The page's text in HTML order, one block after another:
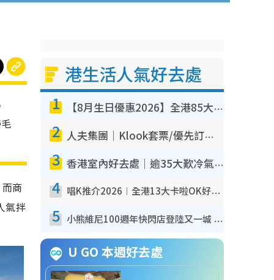
商
氣拌
港生活人氣好去處
1 【8月生日優惠2026】全港85大食買玩著數攻略 自助餐/火鍋放題同行免費＋誠品/DONKI送現金券
2 人夫集團｜Klook套票/優先訂票/公開發售搶飛攻略！附票價.購票連結.場地座位表
3 香港室內好去處｜逾35大歎冷氣室內好去處推介 室內活動免費避雨無懼落雨
4 唱K推介2026︱全港13大卡啦OK好去處！最平$36起 日文K都有！(附地址+收費詳情)
5 小熊維尼100週年快閃店登陸又一城 重現百畝森林經典場景／獨家限定盲盒登場／專屬DIY香水
U GO 本週好去處